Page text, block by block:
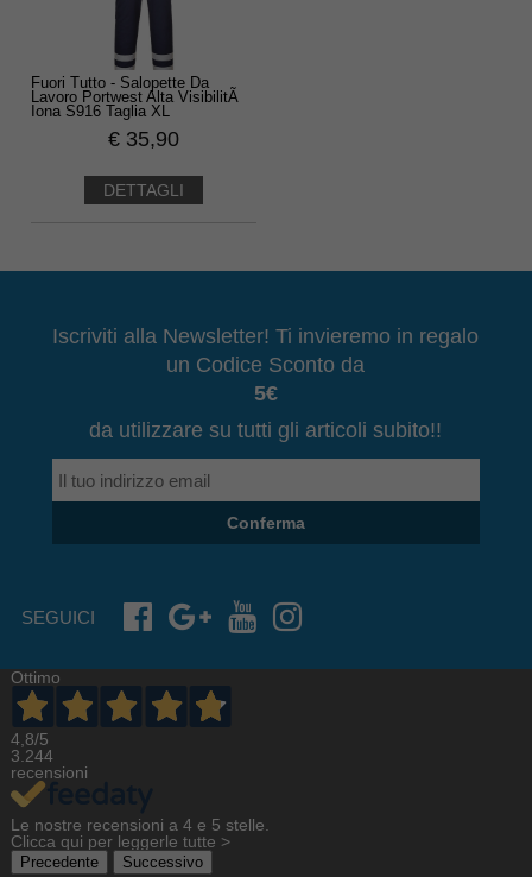
Fuori Tutto - Salopette Da
Lavoro Portwest Alta VisibilitÃ
Iona S916 Taglia XL
€ 35,90
DETTAGLI
Iscriviti alla Newsletter! Ti invieremo in regalo
un Codice Sconto da
5€
da utilizzare su tutti gli articoli subito!!
Conferma
SEGUICI
Ottimo
4,8/5
3.244
recensioni
Le nostre recensioni a 4 e 5 stelle.
Clicca qui per leggerle tutte >
Precedente Successivo